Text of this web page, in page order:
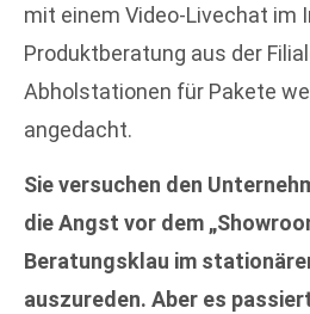
mit einem Video-Livechat im
Produktberatung aus der
Abholstationen für Pakete
angedacht.
Sie versuchen den
die Angst vor dem
Beratungsklau im
auszureden. Aber es